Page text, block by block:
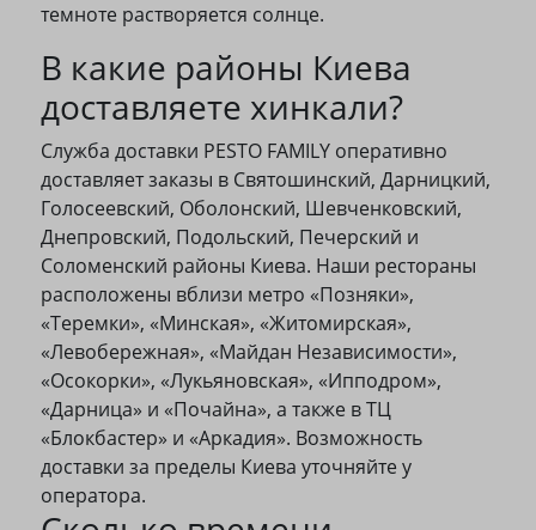
темноте растворяется солнце.
В какие районы Киева
доставляете хинкали?
Служба доставки PESTO FAMILY оперативно
доставляет заказы в Святошинский, Дарницкий,
Голосеевский, Оболонский, Шевченковский,
Днепровский, Подольский, Печерский и
Соломенский районы Киева. Наши рестораны
расположены вблизи метро «Позняки»,
«Теремки», «Минская», «Житомирская»,
«Левобережная», «Майдан Независимости»,
«Осокорки», «Лукьяновская», «Ипподром»,
«Дарница» и «Почайна», а также в ТЦ
«Блокбастер» и «Аркадия». Возможность
доставки за пределы Киева уточняйте у
оператора.